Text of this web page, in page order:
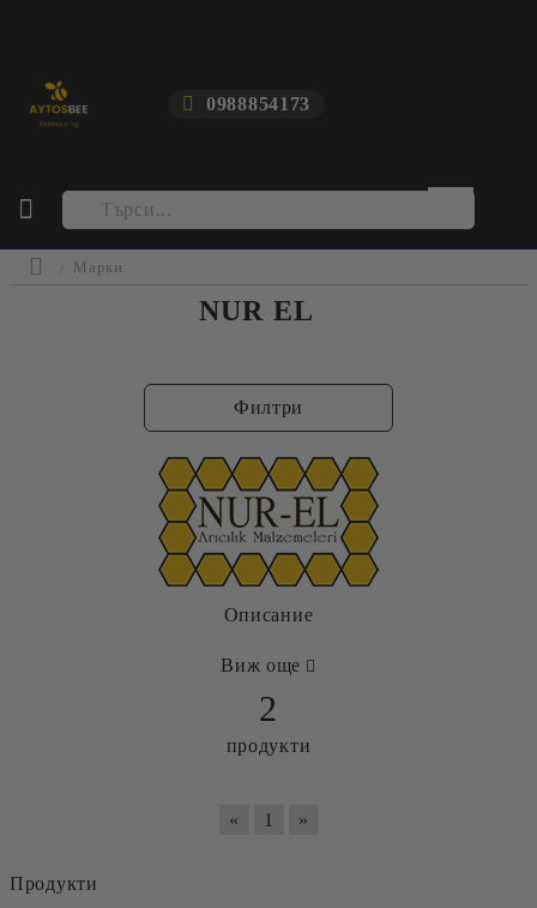
0988854173
Марки
NUR EL
Филтри
Описание
Виж още
2
продукти
« 1 »
Продукти